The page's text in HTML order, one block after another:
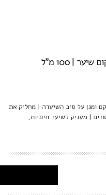
| 100 מ"ל
ומגן על סיב השיערה | מחליק את
| מעניק לשיער חיוניות,